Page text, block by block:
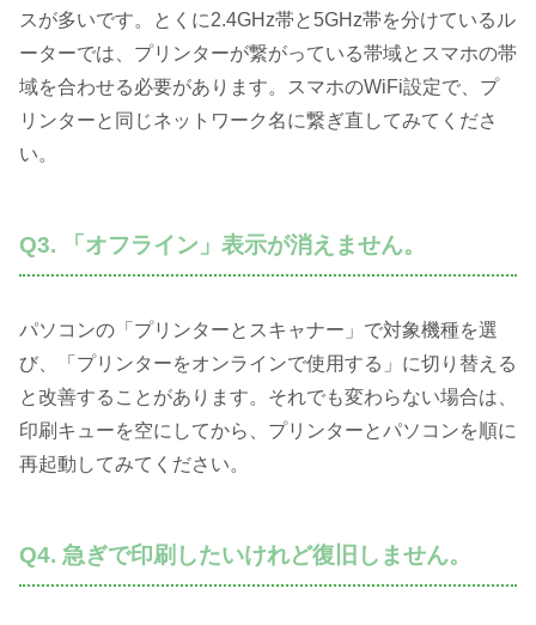
スが多いです。とくに2.4GHz帯と5GHz帯を分けているル
ーターでは、プリンターが繋がっている帯域とスマホの帯
域を合わせる必要があります。スマホのWiFi設定で、プ
リンターと同じネットワーク名に繋ぎ直してみてくださ
い。
Q3. 「オフライン」表示が消えません。
パソコンの「プリンターとスキャナー」で対象機種を選
び、「プリンターをオンラインで使用する」に切り替える
と改善することがあります。それでも変わらない場合は、
印刷キューを空にしてから、プリンターとパソコンを順に
再起動してみてください。
Q4. 急ぎで印刷したいけれど復旧しません。